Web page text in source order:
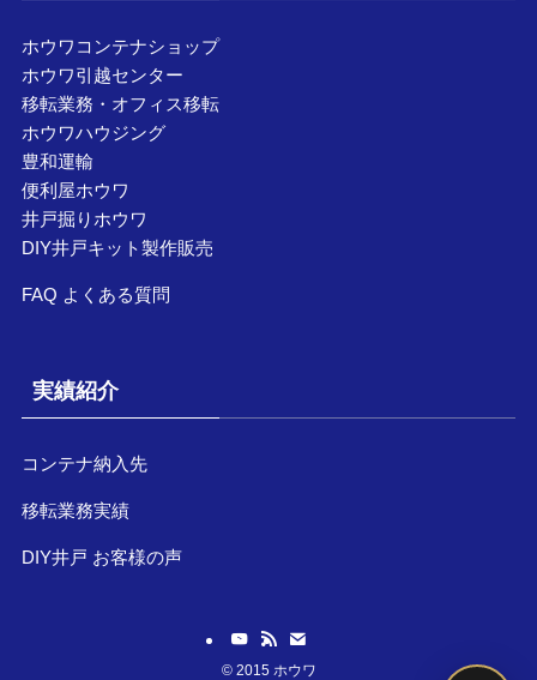
ホウワコンテナショップ
ホウワ引越センター
移転業務・オフィス移転
ホウワハウジング
豊和運輸
便利屋ホウワ
井戸掘りホウワ
DIY井戸キット製作販売
FAQ よくある質問
実績紹介
コンテナ納入先
移転業務実績
DIY井戸 お客様の声
©2015 ホウワ